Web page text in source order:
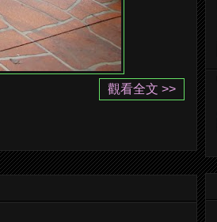
觀看全文 >>